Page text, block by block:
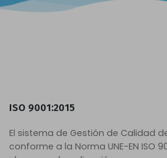
ISO 9001:2015
El sistema de Gestión de Calidad
conforme a la Norma UNE-EN ISO